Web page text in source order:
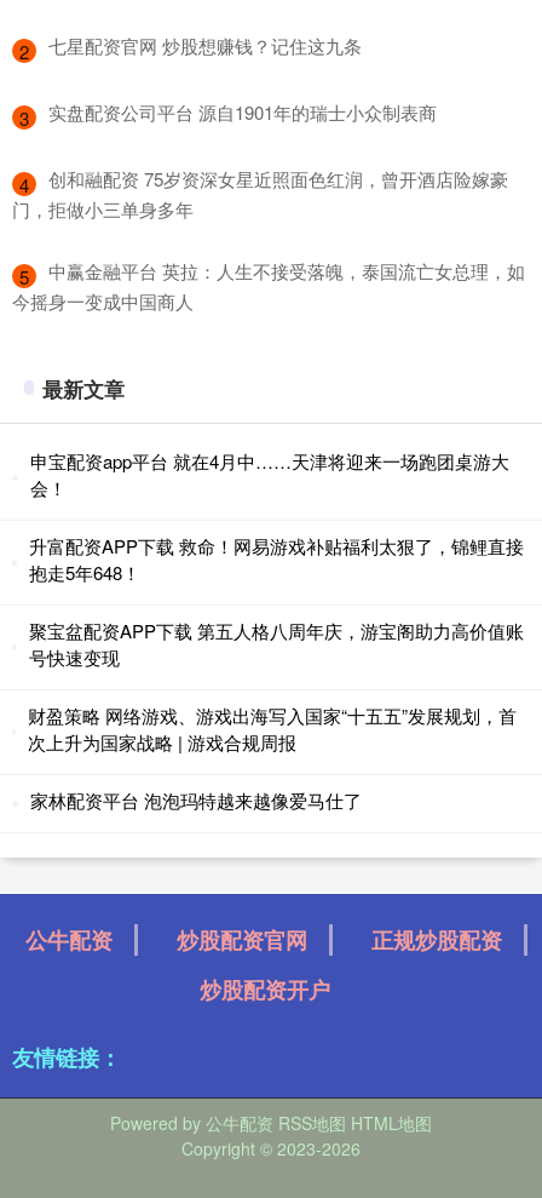
2 ​七星配资官网 炒股想赚钱？记住这九条
3 ​实盘配资公司平台 源自1901年的瑞士小众制表商
4
​创和融配资 75岁资深女星近照面色红润，曾开酒店险嫁豪
门，拒做小三单身多年
5
​中赢金融平台 英拉：人生不接受落魄，泰国流亡女总理，如
今摇身一变成中国商人
最新文章
申宝配资app平台 就在4月中……天津将迎来一场跑团桌游大
会！
升富配资APP下载 救命！网易游戏补贴福利太狠了，锦鲤直接
抱走5年648！
聚宝盆配资APP下载 第五人格八周年庆，游宝阁助力高价值账
号快速变现
财盈策略 网络游戏、游戏出海写入国家“十五五”发展规划，首
次上升为国家战略 | 游戏合规周报
家林配资平台 泡泡玛特越来越像爱马仕了
公牛配资 炒股配资官网
正规炒股配资
炒股配资开户
友情链接：
Powered by 公牛配资 RSS地图 HTML地图
Copyright © 2023-2026